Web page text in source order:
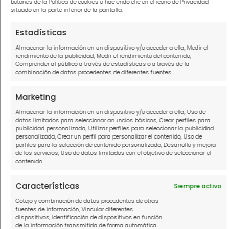
situado en la parte inferior de la pantalla.
Estadísticas
Almacenar la información en un dispositivo y/o acceder a ella, Medir el
rendimiento de la publicidad, Medir el rendimiento del contenido,
Comprender al público a través de estadísticas o a través de la
combinación de datos procedentes de diferentes fuentes.
Marketing
Almacenar la información en un dispositivo y/o acceder a ella, Uso de
datos limitados para seleccionar anuncios básicos, Crear perfiles para
publicidad personalizada, Utilizar perfiles para seleccionar la publicidad
personalizada, Crear un perfil para personalizar el contenido, Uso de
perfiles para la selección de contenido personalizado, Desarrollo y mejora
de los servicios, Uso de datos limitados con el objetivo de seleccionar el
contenido.
Características Siempre activo
Cotejo y combinación de datos procedentes de otras
fuentes de información, Vincular diferentes
dispositivos, Identificación de dispositivos en función
de la información transmitida de forma automática.
condiciones.ç
registro en la clave junto al código de
activación que te permita acceder de
forma permanente a tu clave.
Si no posees certificado electrónico te
puedes registrar así:
Introduce la opción de “registrarse en
Clave” y coloca tu número de
documento de identidad y el dato de
Haz clic en “acepto el envío de la carta
de invitación”. Dicha carta deberás
recibirla en tu dirección de domicilio